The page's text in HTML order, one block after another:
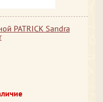
PATRICK Sandra